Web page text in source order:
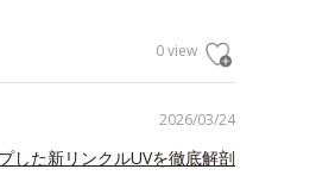
0 view
2026/03/24
した新リンクルUVを徹底解剖